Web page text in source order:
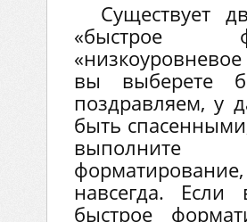
Существует
«быстрое
вы выберете
поздравляем, у
быть
навсегда.
быстрое